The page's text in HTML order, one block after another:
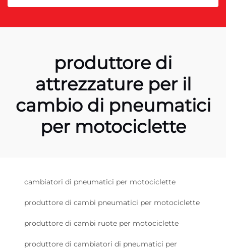
produttore di
attrezzature per il
cambio di pneumatici
per motociclette
cambiatori di pneumatici per motociclette
produttore di cambi pneumatici per motociclette
produttore di cambi ruote per motociclette
produttore di cambiatori di pneumatici per